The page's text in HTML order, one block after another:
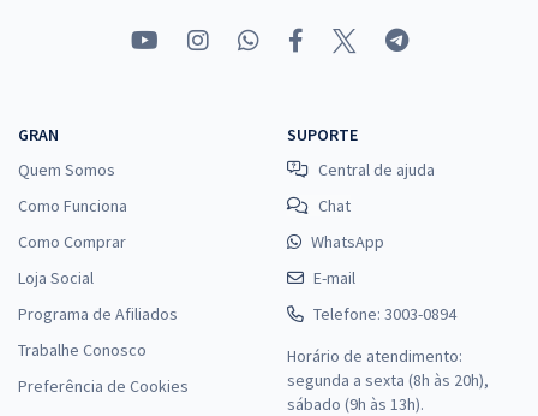
GRAN
Quem Somos
Como Funciona
Como Comprar
Loja Social
Programa de Afiliados
Trabalhe Conosco
Preferência de Cookies
SUPORTE
Central de ajuda
Chat
WhatsApp
E-mail
Telefone: 3003-0894
Horário de atendimento:
segunda a sexta (8h às 20h),
sábado (9h às 13h).